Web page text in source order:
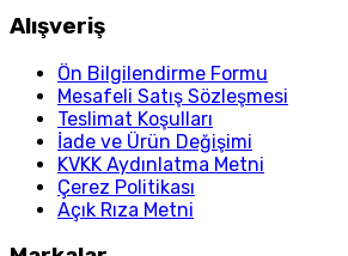
Alışveriş
Ön Bilgilendirme Formu
Mesafeli Satış Sözleşmesi
Teslimat Koşulları
İade ve Ürün Değişimi
KVKK Aydınlatma Metni
Çerez Politikası
Açık Rıza Metni